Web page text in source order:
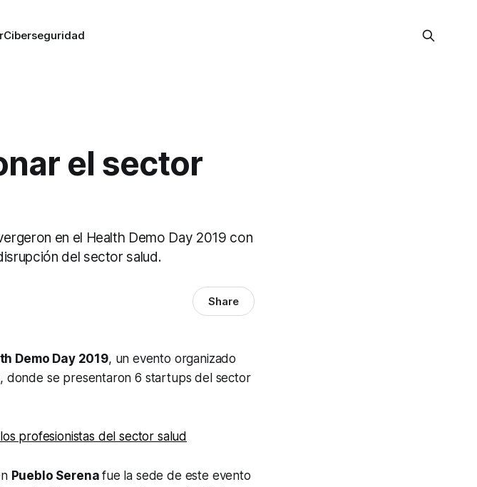
Ciberseguridad
el sector
en el Health Demo Day 2019 con
del sector salud.
Share
Demo Day 2019, un evento organizado
, donde se presentaron 6 startups del sector
profesionistas del sector salud
Pueblo Serenafue la sede de este evento